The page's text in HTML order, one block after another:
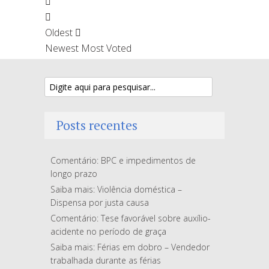
Oldest
Newest Most Voted
Posts recentes
Comentário: BPC e impedimentos de
longo prazo
Saiba mais: Violência doméstica –
Dispensa por justa causa
Comentário: Tese favorável sobre auxílio-
acidente no período de graça
Saiba mais: Férias em dobro – Vendedor
trabalhada durante as férias